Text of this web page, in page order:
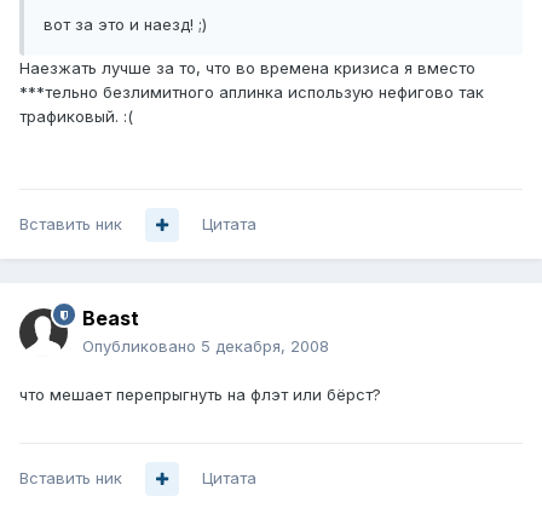
вот за это и наезд! ;)
Наезжать лучше за то, что во времена кризиса я вместо
***тельно безлимитного аплинка использую нефигово так
трафиковый. :(
Вставить ник Цитата
Beast
Опубликовано 5 декабря, 2008
что мешает перепрыгнуть на флэт или бёрст?
Вставить ник Цитата